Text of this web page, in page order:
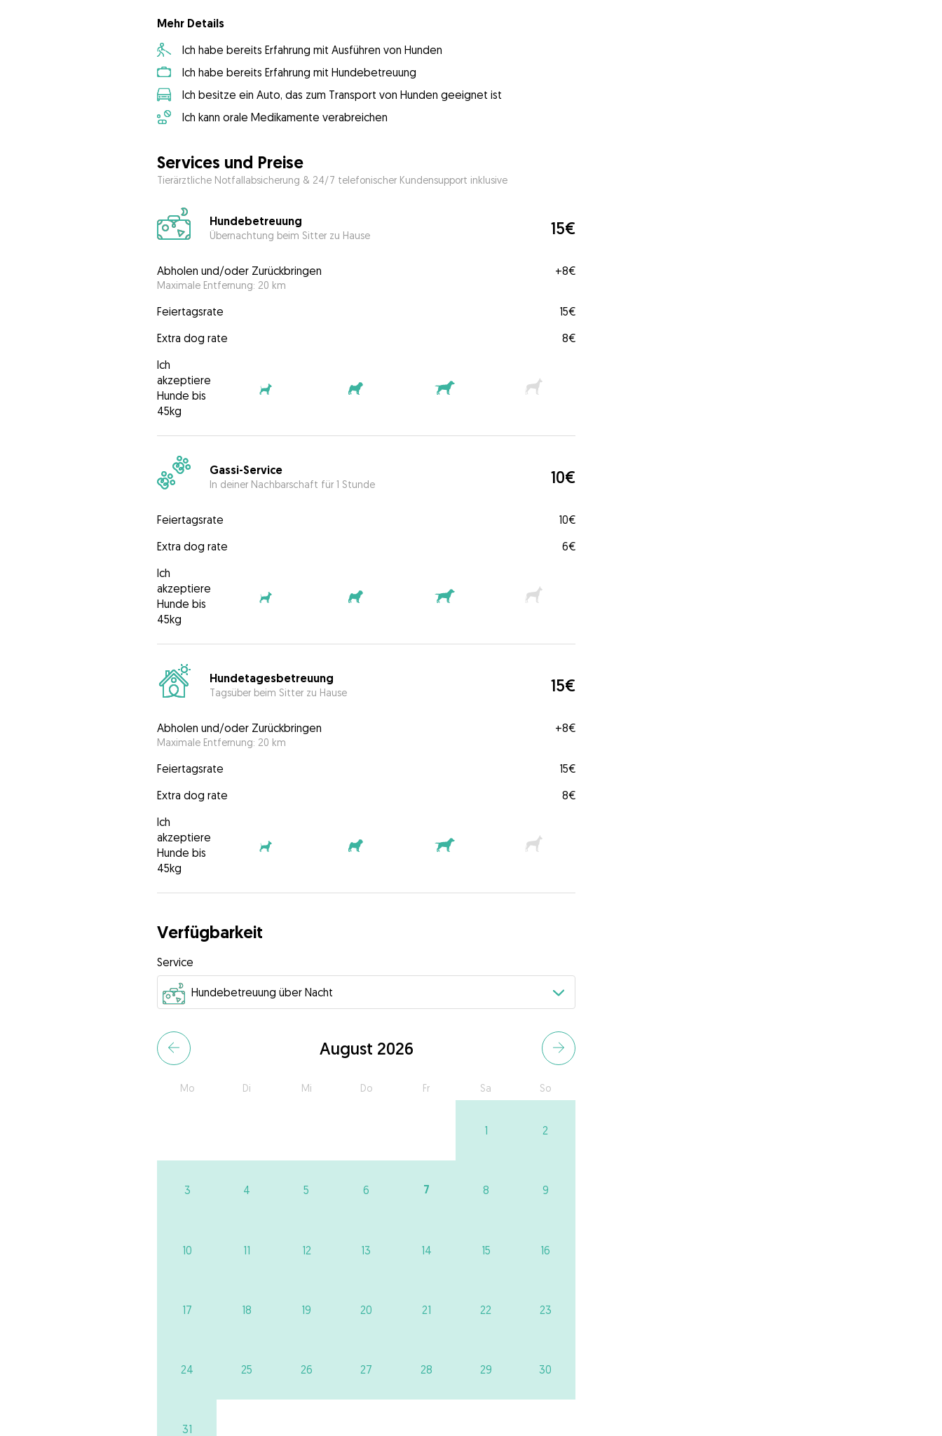
Mehr Details
Ich habe bereits Erfahrung mit Ausführen von Hunden
Ich habe bereits Erfahrung mit Hundebetreuung
Ich besitze ein Auto, das zum Transport von Hunden geeignet ist
Ich kann orale Medikamente verabreichen
Services und Preise
Tierärztliche Notfallabsicherung & 24/7 telefonischer Kundensupport inklusive
Hundebetreuung
Übernachtung beim Sitter zu Hause 15€
Abholen und/oder Zurückbringen
Maximale Entfernung: 20 km
+8€
Feiertagsrate
15€
Extra dog rate
8€
Ich
akzeptiere
Hunde bis
45kg
Gassi-Service
In deiner Nachbarschaft für 1 Stunde 10€
Feiertagsrate
10€
Extra dog rate
6€
Ich
akzeptiere
Hunde bis
45kg
Hundetagesbetreuung
Tagsüber beim Sitter zu Hause 15€
Abholen und/oder Zurückbringen
Maximale Entfernung: 20 km
+8€
Feiertagsrate
15€
Extra dog rate
8€
Ich
akzeptiere
Hunde bis
45kg
Verfügbarkeit
Service
August 2026
Mo Di Mi Do Fr Sa So
1 2
3 4 5 6 7 8 9
10 11 12 13 14 15 16
17 18 19 20 21 22 23
24 25 26 27 28 29 30
31